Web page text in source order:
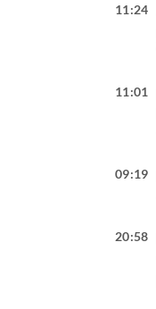
11:24
11:01
09:19
20:58